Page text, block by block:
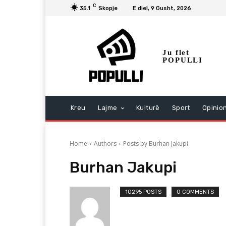
35.1 C Skopje E diel, 9 Gusht, 2026
Ju flet
POPULLI
Kreu Lajme Kulturë Sport
Home Authors Posts by Burhan Jakupi
Burhan Jakupi
10295 POSTS 0 COMMENTS